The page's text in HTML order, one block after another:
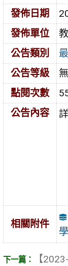
發佈日期
發佈單位
公告類別
公告等級
無
點閱次數
公告內容
相關附件
【